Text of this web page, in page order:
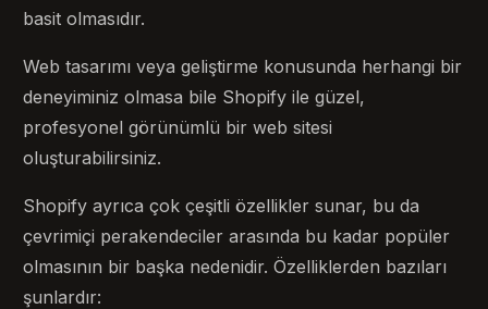
basit olmasıdır.
Web tasarımı veya geliştirme konusunda herhangi bir
deneyiminiz olmasa bile Shopify ile güzel,
profesyonel görünümlü bir web sitesi
oluşturabilirsiniz.
Shopify ayrıca çok çeşitli özellikler sunar, bu da
çevrimiçi perakendeciler arasında bu kadar popüler
olmasının bir başka nedenidir. Özelliklerden bazıları
şunlardır: